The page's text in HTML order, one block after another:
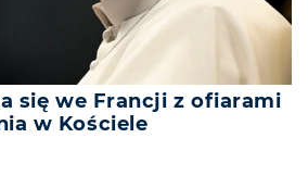
się we Francji z ofiarami
w Kościele